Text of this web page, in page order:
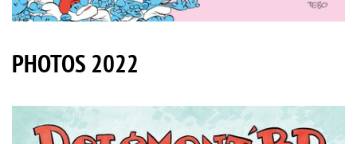
PHOTOS 2022